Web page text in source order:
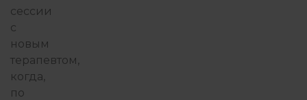
сессии
с
новым
терапевтом,
когда,
по